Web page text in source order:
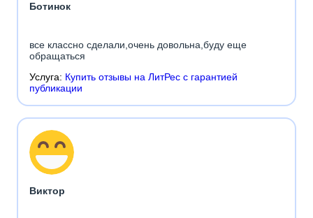
Ботинок
все классно сделали,очень довольна,буду еще
обращаться
Услуга: Купить отзывы на ЛитРес с гарантией
публикации
Виктор